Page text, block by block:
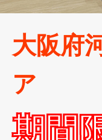
大阪府
ア
期間